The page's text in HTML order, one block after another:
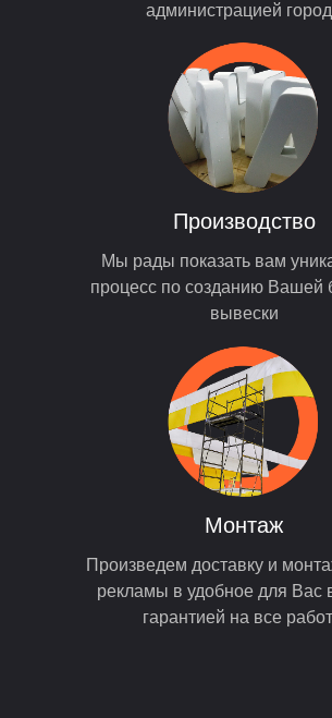
администрацией
Мы рады показать вам
процесс по созданию Вашей
вывески
Производство
Произведем доставку и
рекламы в удобное для Вас
гарантией на все
Монтаж